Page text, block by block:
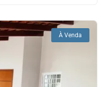
À Venda